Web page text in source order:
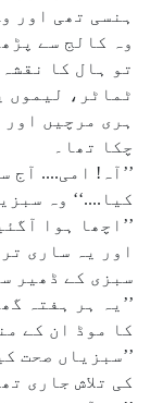
ہنسی تھی اور
وہ کالج سے
تو ہال کا
ٹماٹر، لیموں
ہری مرچیں
چکا تھا۔
’’آہ! امی.... آج
کیا....‘‘ وہ
’’اچھا ہوا
اور یہ ساری
سبزی کے ڈھیر
’’یہ ہر ہفتہ
کا موڈ ان کے
’’سبزیاں صحت
کی تلاش جاری